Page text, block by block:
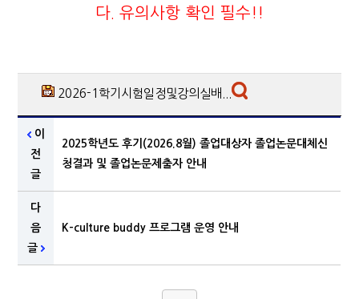
다. 유의사항 확인 필수!!
2026-1학기시험일정및강의실배...
이
전
글
2025학년도 후기(2026.8월) 졸업대상자 졸업논문대체신
청결과 및 졸업논문제출자 안내
다
음
글
K-culture buddy 프로그램 운영 안내